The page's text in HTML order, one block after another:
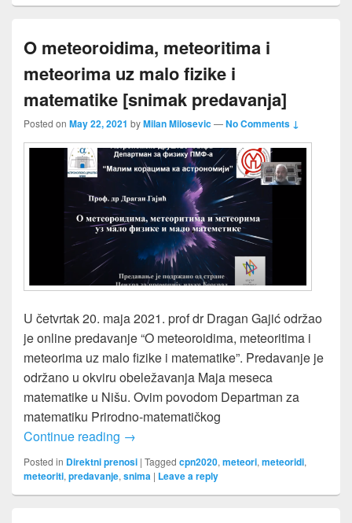
O meteoroidima, meteoritima i
meteorima uz malo fizike i
matematike [snimak predavanja]
Posted on May 22, 2021 byMilan Milosevic—No Comments ↓
U četvrtak 20. maja 2021. prof dr Dragan Gajić održao
je online predavanje “O meteoroidima, meteoritima i
meteorima uz malo fizike i matematike”. Predavanje je
održano u okviru obeležavanja Maja meseca
matematike u Nišu. Ovim povodom Departman za
matematiku Prirodno-matematičkog
Continue reading O meteoroidima, meteoritima i
→
Posted in Direktni prenosi | Tagged cpn2020, meteori, meteoridi,
meteoriti, predavanje, snima | Leave a reply